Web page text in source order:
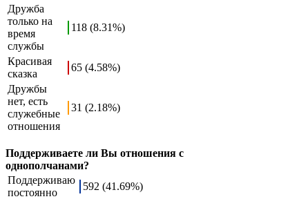
Дружба
только на
время
службы
118 (8.31%)
Красивая
сказка
65 (4.58%)
Дружбы
нет, есть
служебные
отношения
31 (2.18%)
Поддерживаете ли Вы отношения с
однополчанами?
Поддерживаю
постоянно
592 (41.69%)